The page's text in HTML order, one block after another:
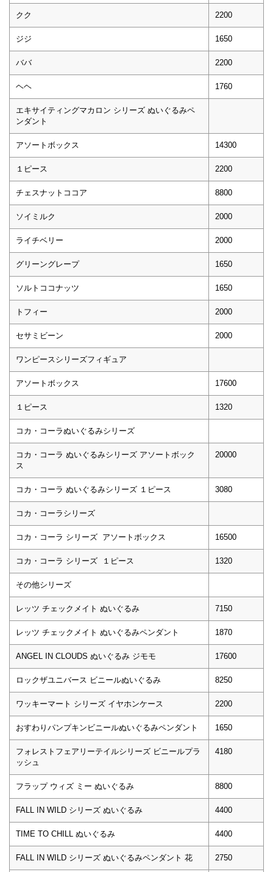
クク 2200
ジジ 1650
ババ 2200
ヘヘ 1760
エキサイティングマカロン シリーズ ぬいぐるみペ
ンダント
アソートボックス 14300
１ピース 2200
チェスナットココア 8800
ソイミルク 2000
ライチベリー 2000
グリーングレープ 1650
ソルトココナッツ 1650
トフィー 2000
セサミビーン 2000
ワンピースシリーズフィギュア
アソートボックス 17600
１ピース 1320
コカ・コーラぬいぐるみシリーズ
コカ・コーラ ぬいぐるみシリーズ アソートボック
ス
20000
コカ・コーラ ぬいぐるみシリーズ １ピース 3080
コカ・コーラシリーズ
コカ・コーラ シリーズ アソートボックス 16500
コカ・コーラ シリーズ １ピース 1320
その他シリーズ
レッツ チェックメイト ぬいぐるみ 7150
レッツ チェックメイト ぬいぐるみペンダント 1870
ANGEL IN CLOUDS ぬいぐるみ ジモモ 17600
ロックザユニバース ビニールぬいぐるみ 8250
ワッキーマート シリーズ イヤホンケース 2200
おすわりパンプキンビニールぬいぐるみペンダント 1650
フォレストフェアリーテイルシリーズ ビニールプラ
ッシュ
4180
フラップ ウィズ ミー ぬいぐるみ 8800
FALL IN WILD シリーズ ぬいぐるみ 4400
TIME TO CHILL ぬいぐるみ 4400
FALL IN WILD シリーズ ぬいぐるみペンダント 花 2750